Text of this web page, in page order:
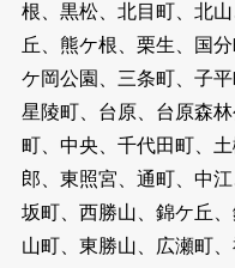
根、黒松、北目町、北
丘、熊ケ根、栗生、国
ケ岡公園、三条町、子
星陵町、台原、台原森
町、中央、千代田町、
郎、東照宮、通町、中
坂町、西勝山、錦ケ丘
山町、東勝山、広瀬町